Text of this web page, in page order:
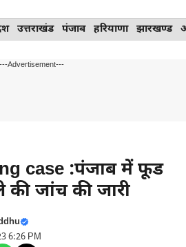
उत्तराखंड पंजाब हरियाणा झारखण्ड
---Advertisement---
case :पंजाब में फूड
की जांच की जारी
6:26 PM